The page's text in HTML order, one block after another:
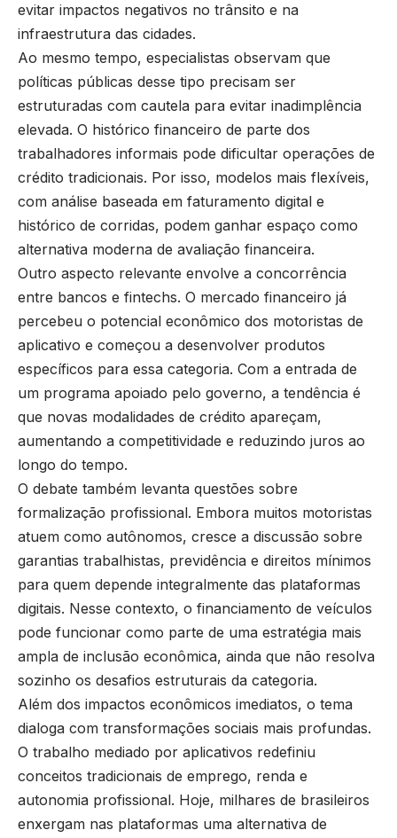
evitar impactos negativos no trânsito e na
infraestrutura das cidades.
Ao mesmo tempo, especialistas observam que
políticas públicas desse tipo precisam ser
estruturadas com cautela para evitar inadimplência
elevada. O histórico financeiro de parte dos
trabalhadores informais pode dificultar operações de
crédito tradicionais. Por isso, modelos mais flexíveis,
com análise baseada em faturamento digital e
histórico de corridas, podem ganhar espaço como
alternativa moderna de avaliação financeira.
Outro aspecto relevante envolve a concorrência
entre bancos e fintechs. O mercado financeiro já
percebeu o potencial econômico dos motoristas de
aplicativo e começou a desenvolver produtos
específicos para essa categoria. Com a entrada de
um programa apoiado pelo governo, a tendência é
que novas modalidades de crédito apareçam,
aumentando a competitividade e reduzindo juros ao
longo do tempo.
O debate também levanta questões sobre
formalização profissional. Embora muitos motoristas
atuem como autônomos, cresce a discussão sobre
garantias trabalhistas, previdência e direitos mínimos
para quem depende integralmente das plataformas
digitais. Nesse contexto, o financiamento de veículos
pode funcionar como parte de uma estratégia mais
ampla de inclusão econômica, ainda que não resolva
sozinho os desafios estruturais da categoria.
Além dos impactos econômicos imediatos, o tema
dialoga com transformações sociais mais profundas.
O trabalho mediado por aplicativos redefiniu
conceitos tradicionais de emprego, renda e
autonomia profissional. Hoje, milhares de brasileiros
enxergam nas plataformas uma alternativa de